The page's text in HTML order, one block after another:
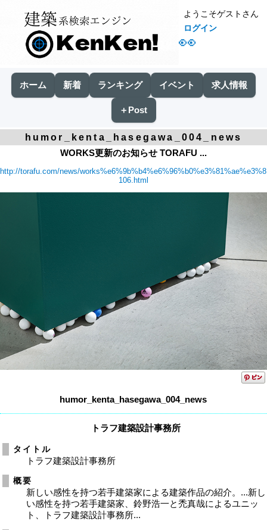
👀
ようこそゲストさん
ログイン
ホーム 新着 ランキング イベント 求人情報
＋Post
humor_kenta_hasegawa_004_news
WORKS更新のお知らせ TORAFU ...
http://torafu.com/news/
106.html
humor_kenta_hasegawa_004_news
トラフ建築設計事務所
タイトル
トラフ建築設計事務所
概要
新しい感性を持つ若手建築家による建築作品の紹介。...新し
い感性を持つ若手建築家、鈴野浩一と禿真哉によるユニッ
ト、トラフ建築設計事務所...